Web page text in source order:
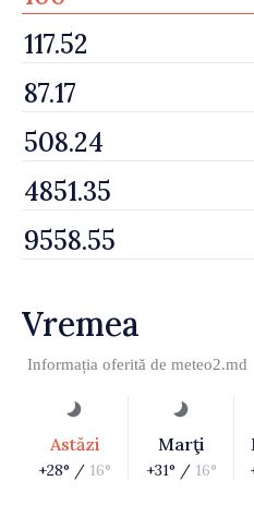
Vremea
Informația oferită de meteo2.md
Astăzi
+28° / 16°
Marţi
+31° / 16°